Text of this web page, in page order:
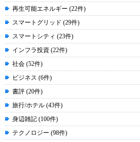
再生可能エネルギー (22件)
スマートグリッド (29件)
スマートシティ (23件)
インフラ投資 (22件)
社会 (52件)
ビジネス (6件)
書評 (20件)
旅行/ホテル (43件)
身辺雑記 (100件)
テクノロジー (98件)